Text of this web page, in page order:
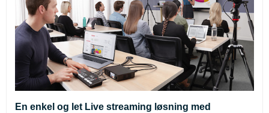
En enkel og let Live streaming løsning med